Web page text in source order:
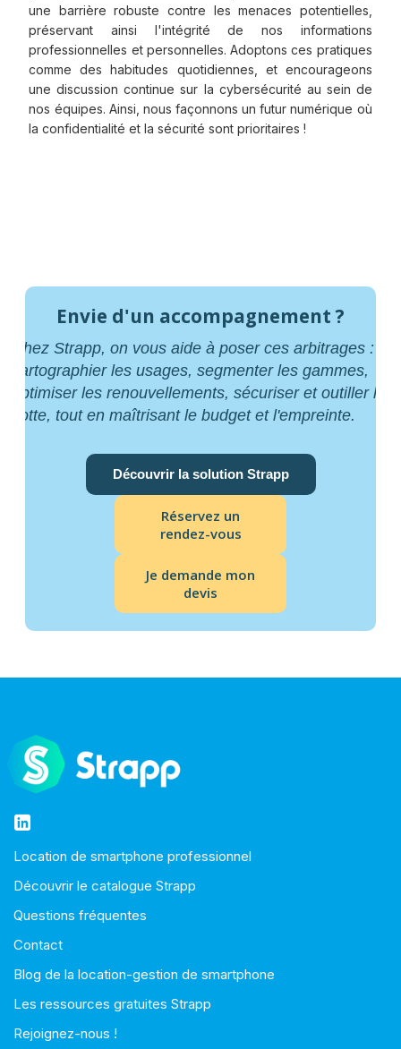
une barrière robuste contre les menaces potentielles,
préservant ainsi l'intégrité de nos informations
professionnelles et personnelles. Adoptons ces pratiques
comme des habitudes quotidiennes, et encourageons
une discussion continue sur la cybersécurité au sein de
nos équipes. Ainsi, nous façonnons un futur numérique où
la confidentialité et la sécurité sont prioritaires !
Envie d'un accompagnement ?
Chez Strapp, on vous aide à poser ces arbitrages :
cartographier les usages, segmenter les gammes,
optimiser les renouvellements, sécuriser et outiller la
flotte, tout en maîtrisant le budget et l'empreinte.
Découvrir la solution Strapp
Réservez un
rendez-vous
Je demande mon
devis
Location de smartphone professionnel
Découvrir le catalogue Strapp
Questions fréquentes
Contact
Blog de la location-gestion de smartphone
Les ressources gratuites Strapp
Rejoignez-nous !